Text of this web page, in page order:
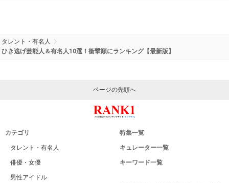
タレント・有名人
ひき逃げ芸能人＆有名人10選！衝撃順にランキング【最新版】
ページの先頭へ
カテゴリ
タレント・有名人
俳優・女優
男性アイドル
特集一覧
キュレーター一覧
キーワード一覧